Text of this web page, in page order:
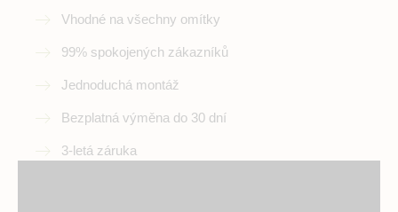
Vhodné na všechny omítky
99% spokojených zákazníků
Jednoduchá montáž
Bezplatná výměna do 30 dní
3-letá záruka